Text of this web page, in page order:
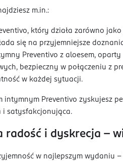
m.in.:
który działa zarówno jako
się na przyjemniejsze
Preventivo z aloesem,
bezpieczny w połączeniu z
w każdej sytuacji.
intymnym Preventivo zyskujesz
i satysfakcjonująca.
radość i dyskrecja –
w najlepszym wydaniu